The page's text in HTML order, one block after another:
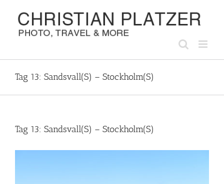
Inhalt
springen
Tag 13: Sandsvall(S) – Stockholm(S)
Tag 13: Sandsvall(S) – Stockholm(S)